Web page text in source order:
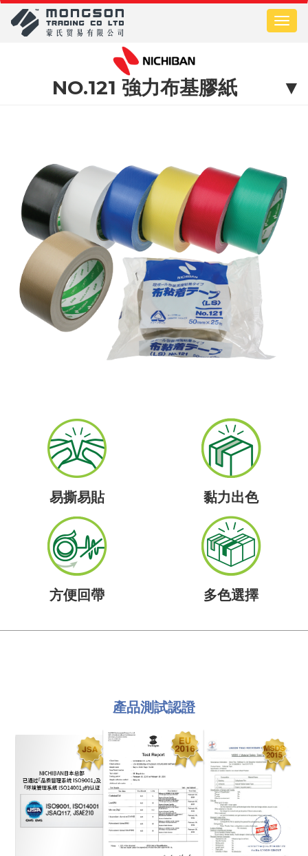
移
NO.121 強力布基膠紙 ▼
易撕易貼 黏力出色
方便回帶 多色選擇
產品測試認證